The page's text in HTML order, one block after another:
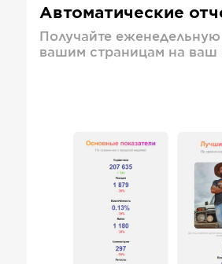
Автоматические
Получайте
вашим страницам на ваш